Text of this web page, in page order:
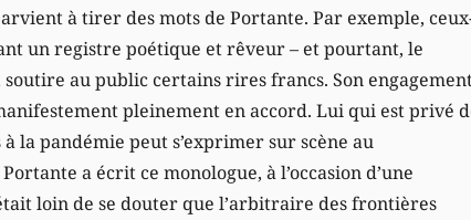
à tirer des mots de Portante. Par exemple,
un registre poétique et rêveur – et pourtant, le
au public certains rires francs. Son
pleinement en accord. Lui qui est privé
la pandémie peut s’exprimer sur scène au
a écrit ce monologue, à l’occasion d’une
loin de se douter que l’arbitraire des frontières